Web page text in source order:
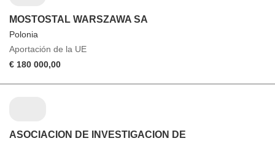
MOSTOSTAL WARSZAWA SA
Polonia
Aportación de la UE
€ 180 000,00
ASOCIACION DE INVESTIGACION DE